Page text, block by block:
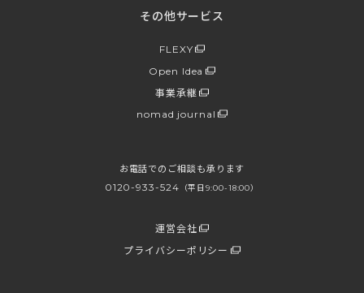
その他サービス
FLEXY
Open Idea
事業承継
nomad journal
お電話でのご相談も承ります
0120-933-524 （平日9:00-18:00）
運営会社
プライバシーポリシー